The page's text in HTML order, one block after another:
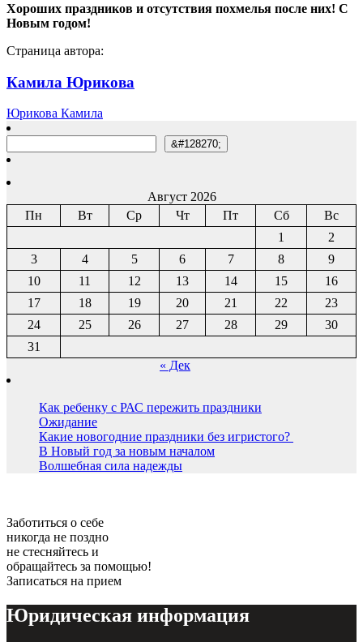
Хороших праздников и отсутствия похмелья после них! С
Новым годом!
Страница автора:
Камила Юрикова
Юрикова Камила
&#128270;
Август 2026
Пн
Вт Ср Чт Пт Сб
Вс
1
2
3
4 5 6 7 8
9
10
11 12 13 14 15
16
17
18 19 20 21 22
23
24
25 26 27 28 29
30
31
« Дек
Как ребенку с РАС пережить праздники
Ожидание
Какие новогодние праздники без игристого?
В Новый год за новым началом
Волшебная сила надежды
Заботиться о себе
никогда не поздно
не стесняйтесь и
обращайтесь за помощью!
Записаться на прием
Юридическая информация